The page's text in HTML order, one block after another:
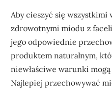
Aby cieszyć się wszystkimi
zdrowotnymi miodu z
jego odpowiednie
produktem naturalnym,
niewłaściwe warunki mogą
Najlepiej przechowywać